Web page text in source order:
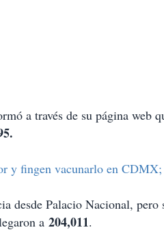
a través de su página web
y fingen vacunarlo en
desde Palacio Nacional, pero
a 204,011.